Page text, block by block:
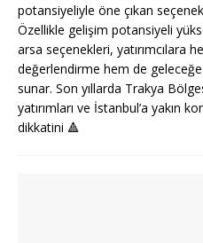
potansiyeliyle öne çıkan
Özellikle gelişim potansiyeli
arsa seçenekleri, yatırımcılara
değerlendirme hem de geleceğe
sunar. Son yıllarda Trakya
yatırımları ve İstanbul’a yakın
dikkatini 🔺